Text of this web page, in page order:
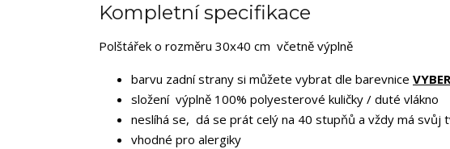
Kompletní specifikace
Polštářek o rozměru 30x40 cm včetně výplně
barvu zadní strany si můžete vybrat dle barevnice
složení výplně 100% polyesterové kuličky / duté vlákno
neslíhá se, dá se prát celý na 40 stupňů a vždy má svůj
vhodné pro alergiky